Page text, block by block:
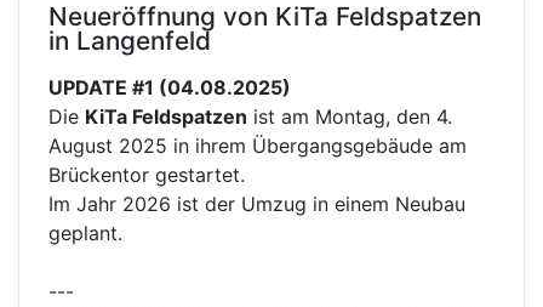
Neueröffnung von KiTa Feldspatzen
in Langenfeld
UPDATE #1 (04.08.2025)
Die KiTa Feldspatzen ist am Montag, den 4.
August 2025 in ihrem Übergangsgebäude am
Brückentor gestartet.
Im Jahr 2026 ist der Umzug in einem Neubau
geplant.
---